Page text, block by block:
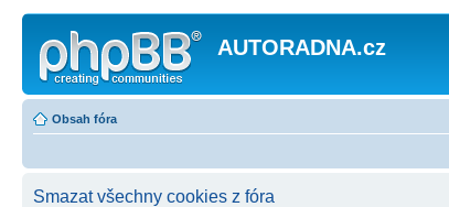
AUTORADNA.cz
Obsah fóra
Smazat všechny cookies z fóra